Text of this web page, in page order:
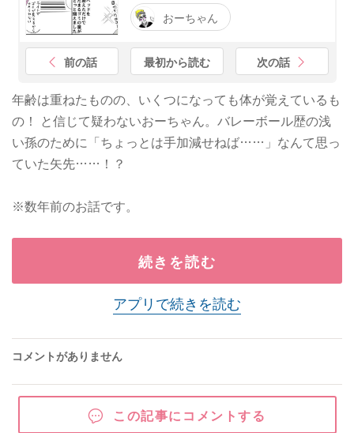
おーちゃん
前の話 最初から読む 次の話
年齢は重ねたものの、いくつになっても体が覚えているも
の！ と信じて疑わないおーちゃん。バレーボール歴の浅
い孫のために「ちょっとは手加減せねば……」なんて思っ
ていた矢先……！？
※数年前のお話です。
続きを読む
アプリで続きを読む
コメントがありません
この記事にコメントする